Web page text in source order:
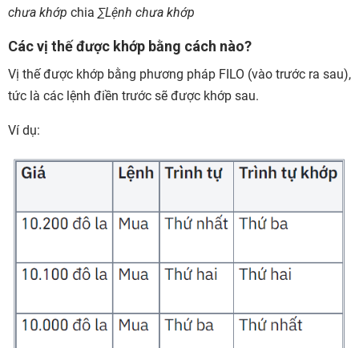
chưa khớp chia ∑Lệnh chưa khớp
Các vị thế được khớp bằng cách nào?
Vị thế được khớp bằng phương pháp FILO (vào trước ra sau),
tức là các lệnh điền trước sẽ được khớp sau.
Ví dụ: